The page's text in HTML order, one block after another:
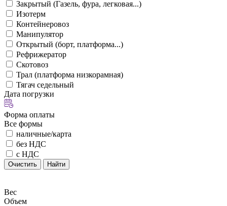
Закрытый (Газель, фура, легковая...)
Изотерм
Контейнеровоз
Манипулятор
Открытый (борт, платформа...)
Рефрижератор
Скотовоз
Трал (платформа низкорамная)
Тягач седельный
Дата погрузки
Форма оплаты
Все формы
наличные/карта
без НДС
с НДС
Очистить Найти
Вес
Объем